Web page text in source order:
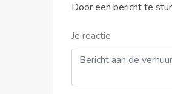
Door een bericht te
Je reactie